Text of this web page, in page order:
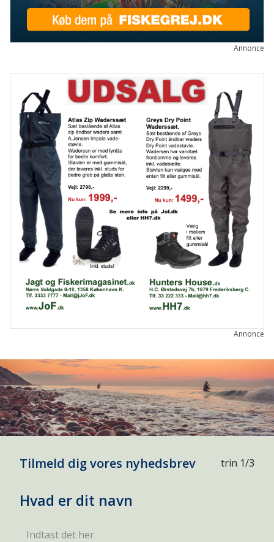
Annonce
Annonce
Tilmeld dig vores nyhedsbrev trin 1/3
Hvad er dit navn
Indtast det her